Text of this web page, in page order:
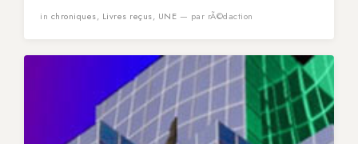
in chroniques, Livres reçus, UNE — par rÃ©daction